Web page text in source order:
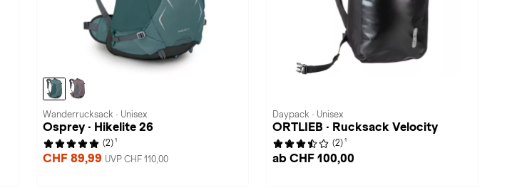
Wanderrucksack · Unisex
Osprey · Hikelite 26
(2) 1
CHF 89,99 UVP CHF 110,00
Daypack · Unisex
ORTLIEB · Rucksack Velocity
(2) 1
ab CHF 100,00